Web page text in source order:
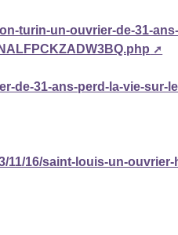
turin-un-ouvrier-de-31-
de-31-ans-perd-la-vie-sur-
11/16/saint-louis-un-